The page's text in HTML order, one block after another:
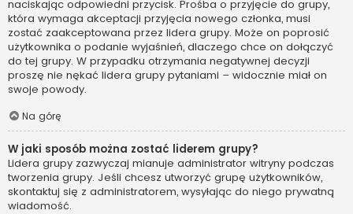
naciskając odpowiedni przycisk. Prośba o przyjęcie do grupy,
która wymaga akceptacji przyjęcia nowego członka, musi
zostać zaakceptowana przez lidera grupy. Może on poprosić
użytkownika o podanie wyjaśnień, dlaczego chce on dołączyć
do tej grupy. W przypadku otrzymania negatywnej decyzji
proszę nie nękać lidera grupy pytaniami – widocznie miał on
swoje powody.
Na górę
W jaki sposób można zostać liderem grupy?
Lidera grupy zazwyczaj mianuje administrator witryny podczas
tworzenia grupy. Jeśli chcesz utworzyć grupę użytkowników,
skontaktuj się z administratorem, wysyłając do niego prywatną
wiadomość.